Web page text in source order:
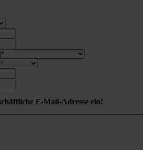
E-Mail-Adresse ein!